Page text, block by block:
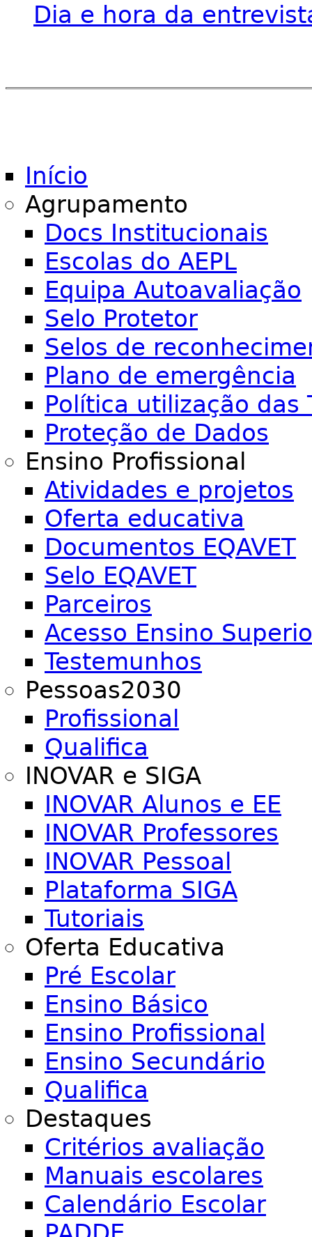
Dia e hora da
Início
Agrupamento
Docs Institucionais
Escolas do AEPL
Equipa Autoavaliação
Selo Protetor
Selos de
Plano de emergência
Política utilização das
Proteção de Dados
Ensino Profissional
Atividades e projetos
Oferta educativa
Documentos EQAVET
Selo EQAVET
Parceiros
Acesso Ensino
Testemunhos
Pessoas2030
Profissional
Qualifica
INOVAR e SIGA
INOVAR Alunos e EE
INOVAR Professores
INOVAR Pessoal
Plataforma SIGA
Tutoriais
Oferta Educativa
Pré Escolar
Ensino Básico
Ensino Profissional
Ensino Secundário
Qualifica
Destaques
Critérios avaliação
Manuais escolares
Calendário Escolar